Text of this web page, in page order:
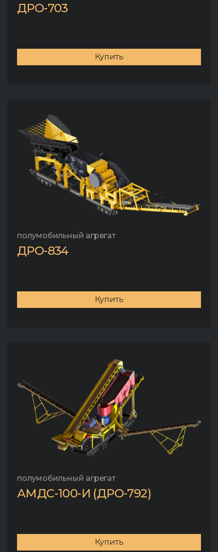
ДРО-703
Купить
полумобильный агрегат
ДРО-834
Купить
полумобильный агрегат
АМДС-100-И (ДРО-792)
Купить